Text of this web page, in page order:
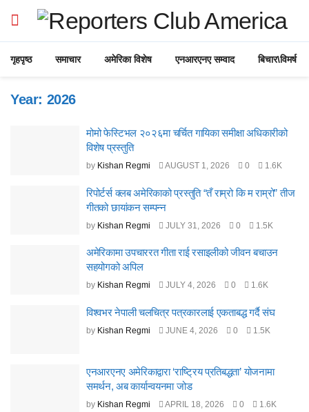
गृहपृष्ठ समाचार अमेरिका विशेष एनआरएनए सम्वाद बिचार\विमर्ष
Year: 2026
मोमो फेस्टिभल २०२६मा चर्चित गायिका समीक्षा अधिकारीको
विशेष प्रस्तुति
by Kishan Regmi AUGUST 1, 2026 0 1.6K
रिपोर्टर्स क्लब अमेरिकाको प्रस्तुति “तँ राम्रो कि म राम्रो” तीज
गीतको छायांकन सम्पन्न
by Kishan Regmi JULY 31, 2026 0 1.5K
अमेरिकामा उपचाररत गीता राई रसाइलीको जीवन बचाउन
सहयोगको अपिल
by Kishan Regmi JULY 4, 2026 0 1.6K
विश्वभर नेपाली चलचित्र पत्रकारलाई एकताबद्ध गर्दै संघ
by Kishan Regmi JUNE 4, 2026 0 1.5K
एनआरएनए अमेरिकाद्वारा ‘राष्ट्रिय प्रतिबद्धता’ योजनामा
समर्थन, अब कार्यान्वयनमा जोड
by Kishan Regmi APRIL 18, 2026 0 1.6K